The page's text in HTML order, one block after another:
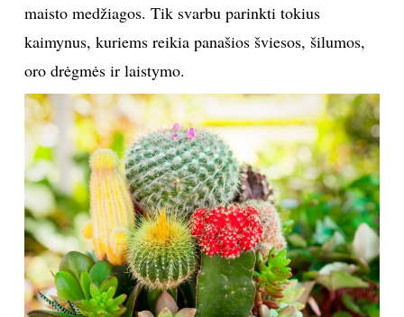
maisto medžiagos. Tik svarbu parinkti tokius
kaimynus, kuriems reikia panašios šviesos, šilumos,
oro drėgmės ir laistymo.